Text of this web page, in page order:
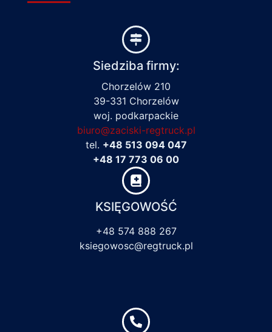
Siedziba firmy:
Chorzelów 210
39-331 Chorzelów
woj. podkarpackie
biuro@zaciski-regtruck.pl
tel. +48 513 094 047
+48 17 773 06 00
KSIĘGOWOŚĆ
+48 574 888 267
ksiegowosc@regtruck.pl